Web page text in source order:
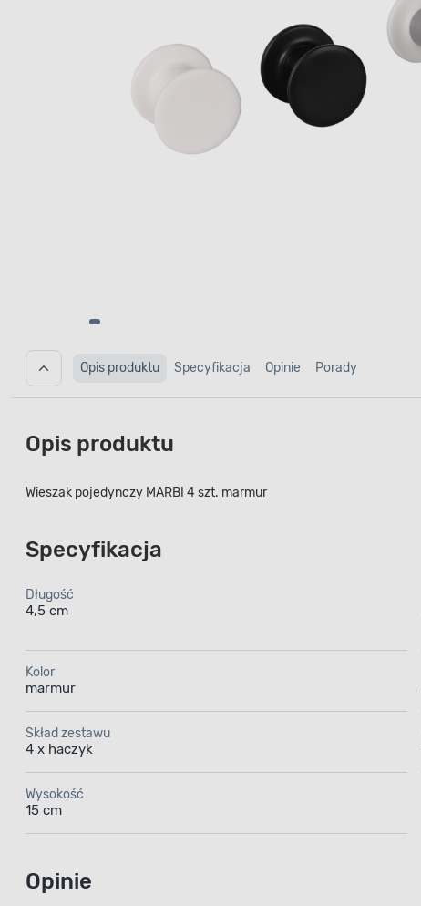
Opis produktu Specyfikacja Opinie Porady
Opis produktu
Wieszak pojedynczy MARBI 4 szt. marmur
Specyfikacja
Długość
4,5 cm
Kolor
marmur
Skład zestawu
4 x haczyk
Wysokość
15 cm
Opinie